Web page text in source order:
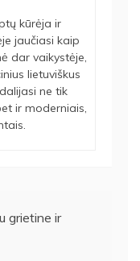
kūrėja ir
jaučiasi kaip
dar vaikystėje,
lietuviškus
ne tik
ir moderniais,
grietine ir